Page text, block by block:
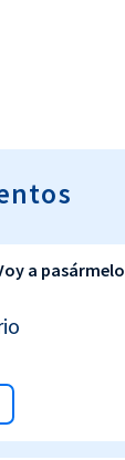
Voy a pasármelo